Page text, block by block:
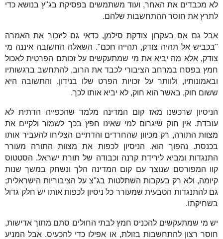
לא מכבדים את האחר, ועוד משתמשים בפסיקת בג"ץ בנושא כדי
לתרץ את חוסר ההתחשבות שלהם.
אבל גם אם בעקרון צודקת סילמן, כדאי גם ליזכור את האמרה
"בכביש אל תהיה צודק, תהייה חכם". השאלה החשובה איננה מי
צודק, אלא מה יביא את מי שמתעקשים על זכותם הפרטית לאכול
חמץ בפסח במרחב הציבורי לכבד את הרוב, להתחשב ברגשותיו
ובאמונותיו, ולוותר על זכויות הפרט שלו בנידון. והתשובה היא
ששום חוק, באשר הוא חוק, לא יביא אותו לכך.
הניסיון שרכשנו מאז קום המדינה מלמד שהכפייה הדתית לא
עובדת. אין חוק שיגרום למי שאינו חפץ בכך לשמור ולקיים את
מצוות התורה, רק מכיוון שהחרדים והדתיים הצליחו להעביר אותו
בכנסת. נהפוך הוא. הניסיון לכפות את מצוות התורה מעורר
התנגדות ומביא לירידת קרנה וכבודה של תורת ישראל. הסטטוס
קוו המפורסם שנוצר עם קום המדינה הלך ונשחק במשך שנות
קיומה, ולא רק בעקבות השתלטות בג"צ על הציבוריות הישראלית;
גם להתנגדות הטבעית שמעורר כל ניסיון לכפות אותו יש חלק גדול
בשחיקתו.
יש מי שמתעקשים להכניס חמץ לבתי החולים סתם מתוך אדישות,
חוסר רצון להתחשבות בזולת, או אפילו כדי להכעיס. אבל המניע